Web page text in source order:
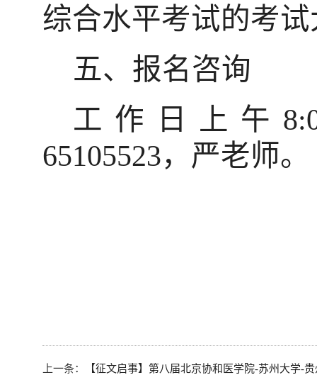
综合水平考试的考
五、报名咨询
工作日上午
65105523，严老师。
上一条： 【征文启事】第八届北京协和医学院-苏州大学-